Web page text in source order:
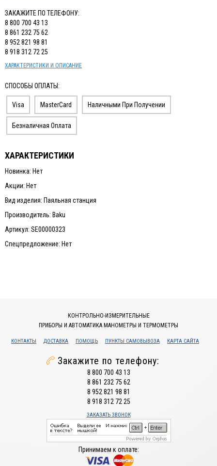
ЗАКАЖИТЕ ПО ТЕЛЕФОНУ:
8 800 700 43 13
8 861 232 75 62
8 952 821 98 81
8 918 312 72 25
ХАРАКТЕРИСТИКИ И ОПИСАНИЕ
СПОСОБЫ ОПЛАТЫ:
Visa MasterCard Наличными При Получении
Безналичная Оплата
ХАРАКТЕРИСТИКИ
Новинка: Нет
Акции: Нет
Вид изделия: Паяльная станция
Производитель: Baku
Артикул: SE00000323
Спецпредложение: Нет
КОНТРОЛЬНО-ИЗМЕРИТЕЛЬНЫЕ
ПРИБОРЫ И АВТОМАТИКА МАНОМЕТРЫ И ТЕРМОМЕТРЫ
КОНТАКТЫ ДОСТАВКА ПОМОЩЬ ПУНКТЫ САМОВЫВОЗА КАРТА САЙТА
Закажите по телефону:
8 800 700 43 13
8 861 232 75 62
8 952 821 98 81
8 918 312 72 25
ЗАКАЗАТЬ ЗВОНОК
Принимаем к оплате: